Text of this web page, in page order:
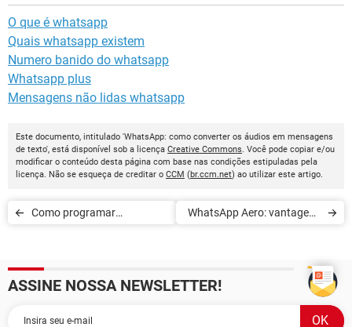
O que é whatsapp
Quais whatsapp existem
Numero banido do whatsapp
Whatsapp plus
Mensagens não lidas whatsapp
Este documento, intitulado 'WhatsApp: como converter os áudios em mensagens
de texto', está disponível sob a licença Creative Commons. Você pode copiar e/ou
modificar o conteúdo desta página com base nas condições estipuladas pela
licença. Não se esqueça de creditar o CCM (br.ccm.net) ao utilizar este artigo.
Como programar
WhatsApp Aero: vantagens
ASSINE NOSSA NEWSLETTER!